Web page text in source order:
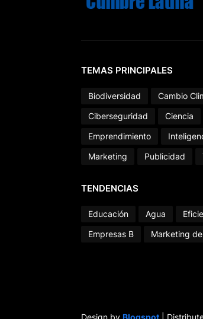
TEMAS PRINCIPALES
Biodiversidad
Cambio
Ciberseguridad
Ciencia
Emprendimiento
Marketing
Publicidad
TENDENCIAS
Educación Agua
Empresas B
Marketing
Design by Blogspot |